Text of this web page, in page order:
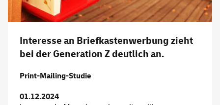
Interesse an Briefkastenwerbung zieht
bei der Generation Z deutlich an.
Print-Mailing-Studie
01.12.2024